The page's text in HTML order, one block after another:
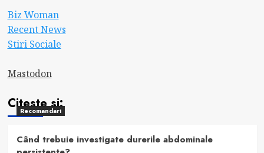
Biz Woman
Recent News
Stiri Sociale
Mastodon
Citeste si:
Recomandari
Când trebuie investigate durerile abdominale